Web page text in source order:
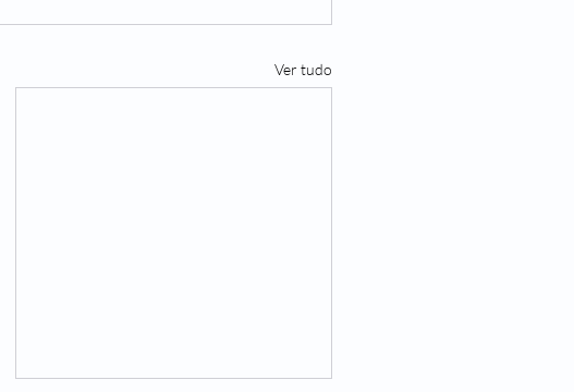
Ver tudo